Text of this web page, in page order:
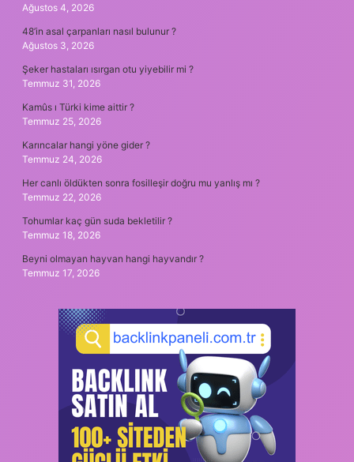
Ağustos 4, 2026
48’in asal çarpanları nasıl bulunur ?
Ağustos 3, 2026
Şeker hastaları ısırgan otu yiyebilir mi ?
Temmuz 31, 2026
Kamûs ı Türki kime aittir ?
Temmuz 25, 2026
Karıncalar hangi yöne gider ?
Temmuz 24, 2026
Her canlı öldükten sonra fosilleşir doğru mu yanlış mı ?
Temmuz 22, 2026
Tohumlar kaç gün suda bekletilir ?
Temmuz 18, 2026
Beyni olmayan hayvan hangi hayvandır ?
Temmuz 17, 2026